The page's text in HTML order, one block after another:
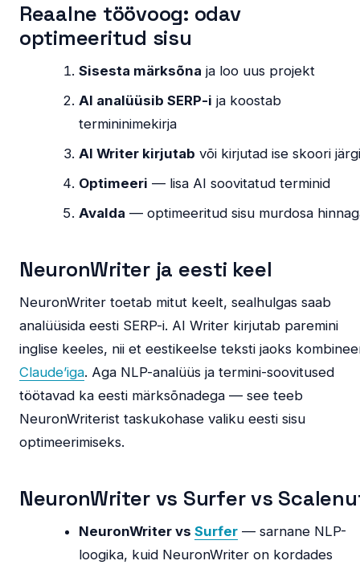
Reaalne töövoog: odav
optimeeritud sisu
Sisesta märksõna ja loo uus projekt
AI analüüsib SERP-i ja koostab
termininimekirja
AI Writer kirjutab või kirjutad ise skoori
Optimeeri — lisa AI soovitatud terminid
Avalda — optimeeritud sisu murdosa
NeuronWriter ja eesti keel
NeuronWriter toetab mitut keelt, sealhulgas saab
analüüsida eesti SERP-i. AI Writer kirjutab paremini
inglise keeles, nii et eestikeelse teksti jaoks
Claude’iga. Aga NLP-analüüs ja termini-soovitused
töötavad ka eesti märksõnadega — see teeb
NeuronWriterist taskukohase valiku eesti sisu
optimeerimiseks.
NeuronWriter vs Surfer vs
NeuronWriter vsSurfer — sarnane NLP-
loogika, kuid NeuronWriter on kordades